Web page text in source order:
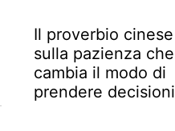
Il proverbio cinese
sulla pazienza che
cambia il modo di
prendere decisioni